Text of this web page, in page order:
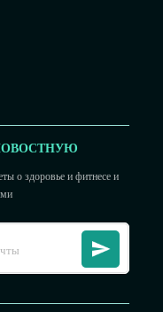
о здоровье и фитнесе и